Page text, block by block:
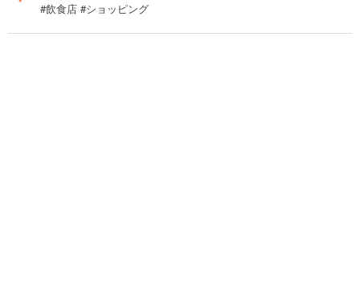
#飲食店 #ショッピング